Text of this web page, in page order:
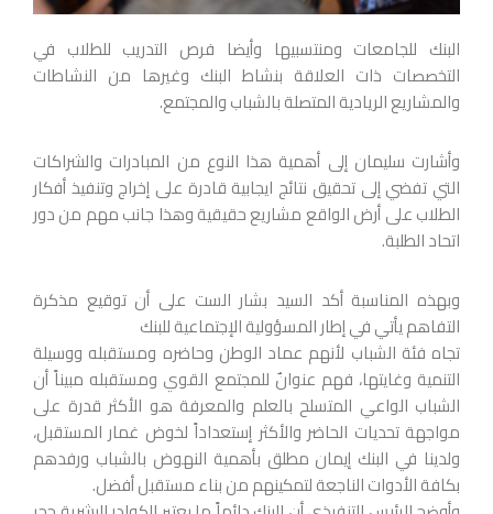
البنك للجامعات ومنتسبيها وأيضا فرص التدريب للطلاب في
التخصصات ذات العلاقة بنشاط البنك وغيرها من النشاطات
والمشاريع الريادية المتصلة بالشباب والمجتمع.
وأشارت سليمان إلى أهمية هذا النوع من المبادرات والشراكات
التي تفضي إلى تحقيق نتائج ايجابية قادرة على إخراج وتنفيذ أفكار
الطلاب على أرض الواقع مشاريع حقيقية وهذا جانب مهم من دور
اتحاد الطلبة.
وبهذه المناسبة أكد السيد بشار الست على أن توقيع مذكرة
التفاهم يأتي في إطار المسؤولية الإجتماعية للبنك
تجاه فئة الشباب لأنهم عماد الوطن وحاضره ومستقبله ووسيلة
التنمية وغايتها، فهم عنوانٌ للمجتمع القوي ومستقبله مبيناً أن
الشباب الواعي المتسلح بالعلم والمعرفة هو الأكثر قدرة على
مواجهة تحديات الحاضر والأكثر إستعداداً لخوض غمار المستقبل،
ولدينا في البنك إيمان مطلق بأهمية النهوض بالشباب ورفدهم
بكافة الأدوات الناجعة لتمكينهم من بناء مستقبل أفضل.